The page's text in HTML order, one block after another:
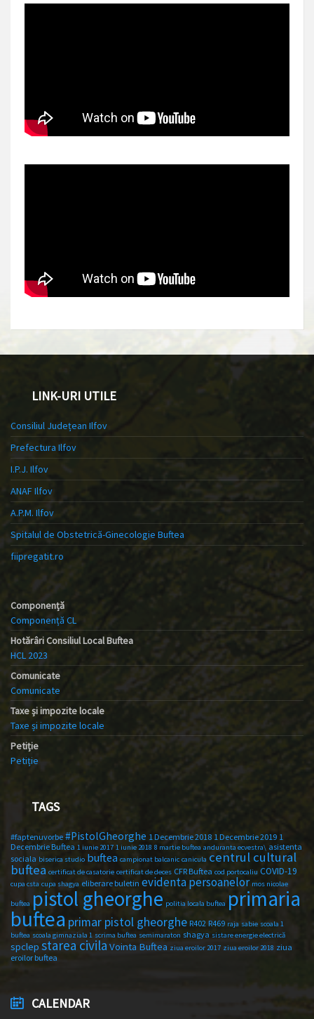
LINK-URI UTILE
Consiliul Județean Ilfov
Prefectura Ilfov
I.P.J. Ilfov
ANAF Ilfov
A.P.M. Ilfov
Spitalul de Obstetrică-Ginecologie Buftea
fiipregatit.ro
Componență
Componență CL
Hotărâri Consiliul Local Buftea
HCL 2023
Comunicate
Comunicate
Taxe și impozite locale
Taxe și impozite locale
Petiție
Petiție
TAGS
#faptenuvorbe #PistolGheorghe 1 Decembrie 2018 1 Decembrie 2019 1
Decembrie Buftea 1 iunie 2017 1 iunie 2018 8 martie buftea anduranta ecvestra\ asistenta
sociala biserica studio buftea campionat balcanic canicula centrul cultural
buftea certificat de casatorie certificat de deces CFR Buftea cod portocaliu COVID-19
cupa csta cupa shagya eliberare buletin evidenta persoanelor mos nicolae
buftea pistol gheorghe politia locala buftea primaria
buftea primar pistol gheorghe R402 R469 raja sabie scoala 1
buftea scoala gimnaziala 1 scrima buftea semimaraton shagya sistare energie electrică
spclep starea civila Vointa Buftea ziua eroilor 2017 ziua eroilor 2018 ziua
eroilor buftea
CALENDAR